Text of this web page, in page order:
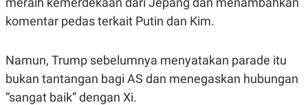
S
T
T
A
E
K
O
I
komentar pedas terkait Putin dan Kim.
Namun, Trump sebelumnya menyatakan parade itu
bukan tantangan bagi AS dan menegaskan hubungan
“sangat baik” dengan Xi.